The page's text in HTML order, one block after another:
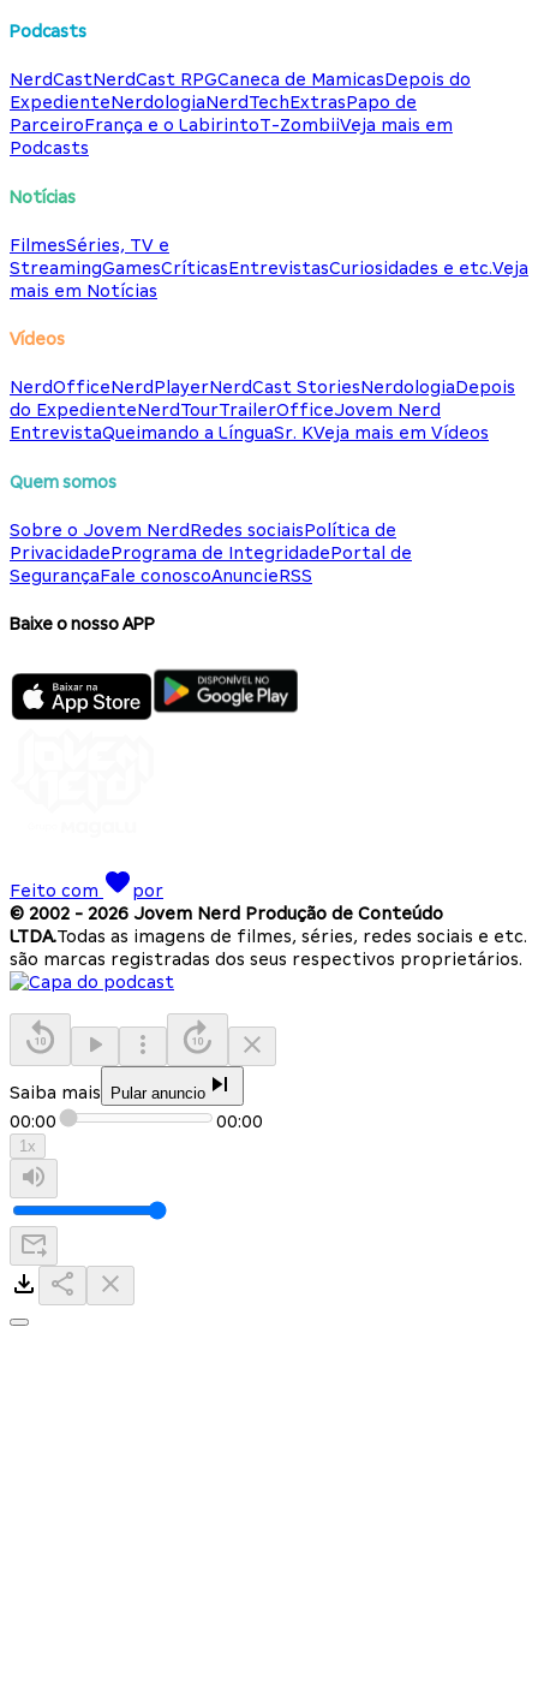
Podcasts
NerdCastNerdCast RPGCaneca de MamicasDepois do
ExpedienteNerdologiaNerdTechExtrasPapo de
ParceiroFrança e o LabirintoT-ZombiiVeja mais em
Podcasts
Notícias
FilmesSéries, TV e
StreamingGamesCríticasEntrevistasCuriosidades e etc.Veja
mais em Notícias
Vídeos
NerdOfficeNerdPlayerNerdCast StoriesNerdologiaDepois
do ExpedienteNerdTourTrailerOfficeJovem Nerd
EntrevistaQueimando a LínguaSr. KVeja mais em Vídeos
Quem somos
Sobre o Jovem NerdRedes sociaisPolítica de
PrivacidadePrograma de IntegridadePortal de
SegurançaFale conoscoAnuncieRSS
Baixe o nosso APP
Feito com
por
© 2002 - 2026 Jovem Nerd Produção de Conteúdo
LTDA.Todas as imagens de filmes, séries, redes sociais e etc.
são marcas registradas dos seus respectivos proprietários.
Saiba mais Pular anuncio
00:00 00:00
1x